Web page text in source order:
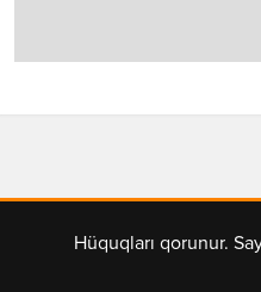
Hüquqları qorunur.